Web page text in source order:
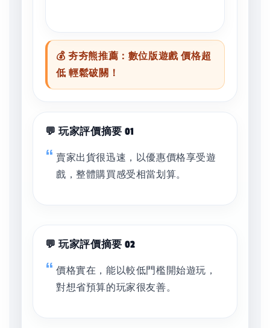
💰 夯夯熊推薦：數位版遊戲 價格超
低 輕鬆破關！
💬 玩家評價摘要 01
賣家出貨很迅速，以優惠價格享受遊
戲，整體購買感受相當划算。
💬 玩家評價摘要 02
價格實在，能以較低門檻開始遊玩，
對想省預算的玩家很友善。